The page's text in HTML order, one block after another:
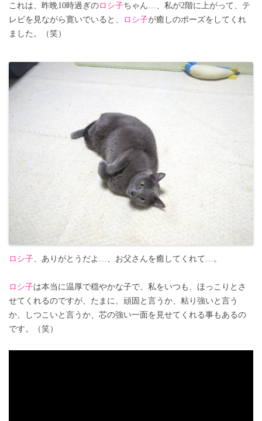
これは、昨晩10時過ぎのロシ子ちゃん…、私が2階に上がって、テ
レビを見ながら寛いでいると、
ロシ子が癒しのポーズをしてくれ
ました。（笑）
ロシ子、ありがとうだよ…、お父さんを癒してくれて…。
ロシ子は本当に温厚で穏やかな子で、私をいつも、ほっこりとさ
せてくれるのですが、たまに、頑固と言うか、粘り強いと言う
か、しつこいと言うか、芯の強い一面を見せてくれる事もあるの
です。（笑）